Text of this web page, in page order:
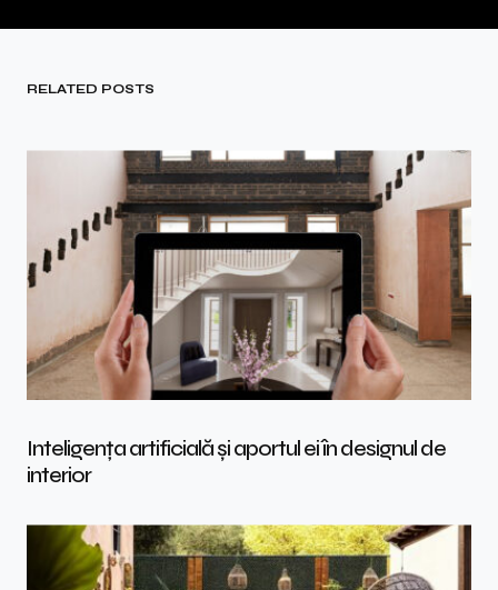
RELATED POSTS
Inteligența artificială și aportul ei în designul de
interior